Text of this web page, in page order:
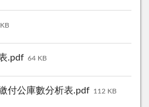
.pdf 64 KB
付公庫數分析表.pdf 112 KB